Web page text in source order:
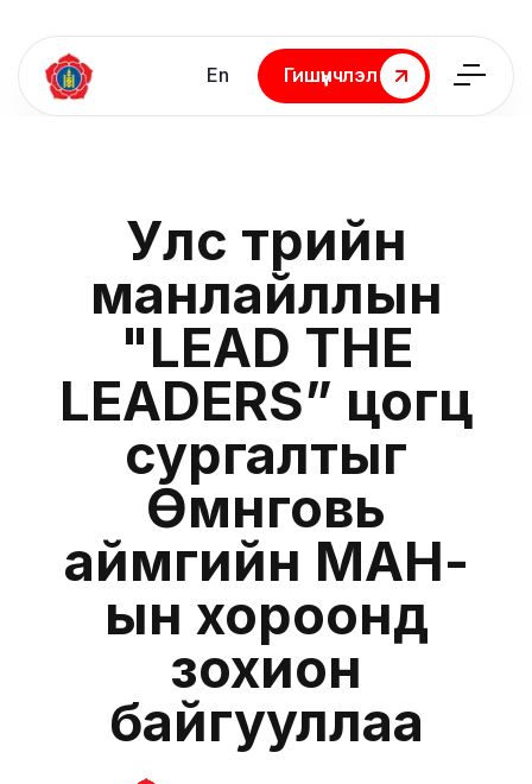
En
Гишүүнчлэл
Гишүүнчлэл
Улс төрийн
манлайллын
"LEAD THE
LEADERS” цогц
сургалтыг
Өмнөговь
аймгийн МАН-
ын хороонд
зохион
байгууллаа